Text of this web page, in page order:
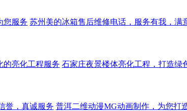
您服务 苏州美的冰箱售后维修电话，服务有我，满
的亮化工程服务 石家庄夜景楼体亮化工程，打造绿
誉，真诚服务 普洱二维动漫MG动画制作，为您打